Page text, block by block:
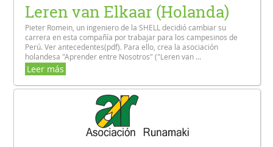
Leren van Elkaar (Holanda)
Pieter Romein, un ingeniero de la SHELL decidió cambiar su
carrera en esta compañía por trabajar para los campesinos de
Perú. Ver antecedentes(pdf). Para ello, crea la asociación
holandesa "Aprender entre Nosotros" ("Leren van ...
Leer más